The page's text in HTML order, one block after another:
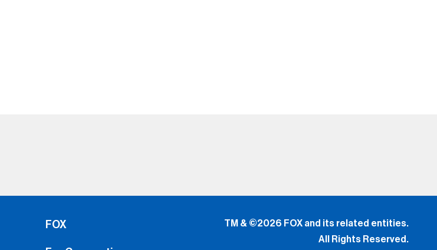
Fox Corporation
FOX Sports Supports
de
las partes y componentes) constituye una aceptación